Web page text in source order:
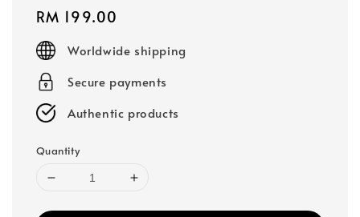
Regular
price
RM 199.00
Worldwide shipping
Secure payments
Authentic products
Quantity